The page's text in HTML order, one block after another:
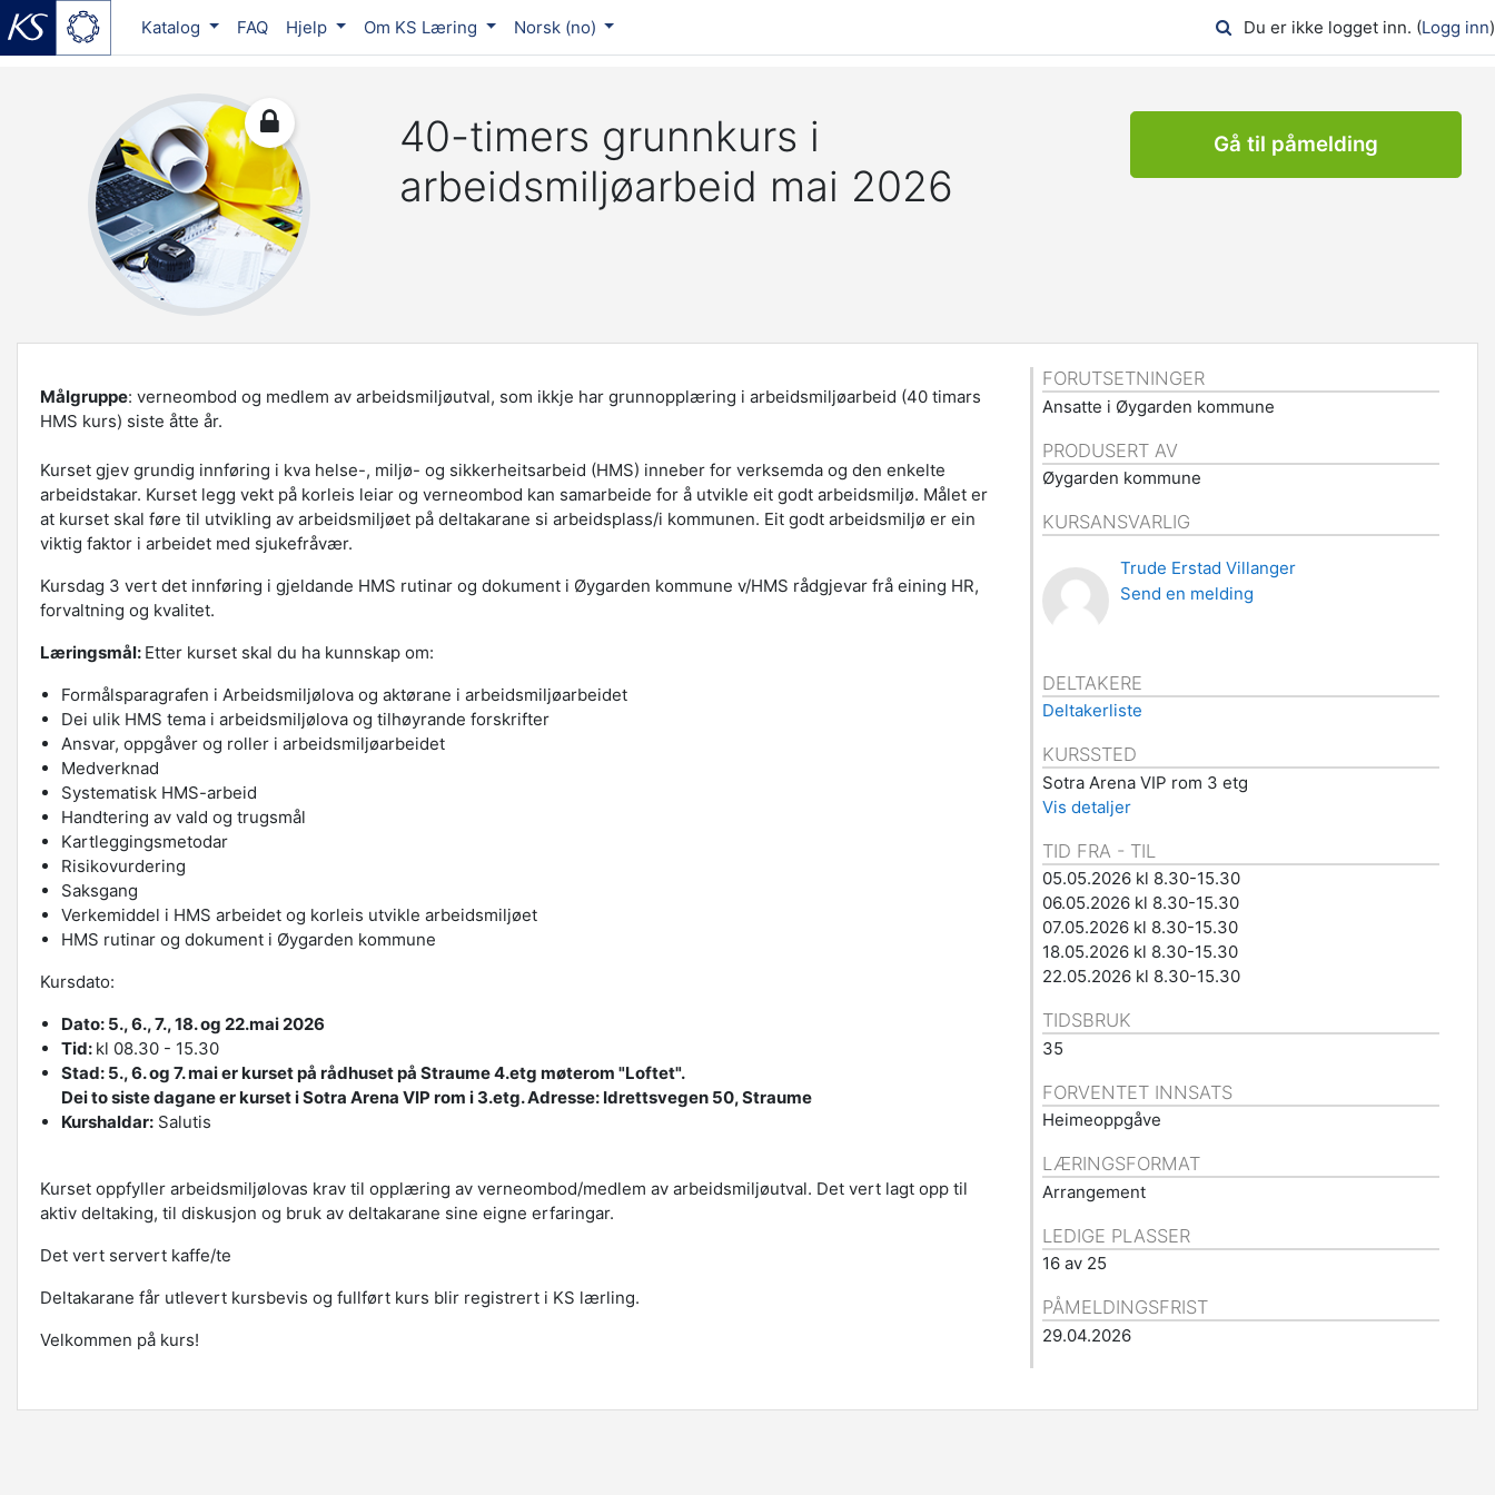
Katalog FAQ Hjelp Om KS Læring Norsk ‎(no)‎ Du er ikke logget inn. (Logg inn)
40-timers grunnkurs i
arbeidsmiljøarbeid mai 2026
Gå til påmelding
Målgruppe: verneombod og medlem av arbeidsmiljøutval, som ikkje har grunnopplæring i arbeidsmiljøarbeid (40 timars
HMS kurs) siste åtte år.
Kurset gjev grundig innføring i kva helse-, miljø- og sikkerheitsarbeid (HMS) inneber for verksemda og den enkelte
arbeidstakar. Kurset legg vekt på korleis leiar og verneombod kan samarbeide for å utvikle eit godt arbeidsmiljø. Målet er
at kurset skal føre til utvikling av arbeidsmiljøet på deltakarane si arbeidsplass/i kommunen. Eit godt arbeidsmiljø er ein
viktig faktor i arbeidet med sjukefråvær.
Kursdag 3 vert det innføring i gjeldande HMS rutinar og dokument i Øygarden kommune v/HMS rådgjevar frå eining HR,
forvaltning og kvalitet.
Læringsmål: Etter kurset skal du ha kunnskap om:
Formålsparagrafen i Arbeidsmiljølova og aktørane i arbeidsmiljøarbeidet
Dei ulik HMS tema i arbeidsmiljølova og tilhøyrande forskrifter
Ansvar, oppgåver og roller i arbeidsmiljøarbeidet
Medverknad
Systematisk HMS-arbeid
Handtering av vald og trugsmål
Kartleggingsmetodar
Risikovurdering
Saksgang
Verkemiddel i HMS arbeidet og korleis utvikle arbeidsmiljøet
HMS rutinar og dokument i Øygarden kommune
Kursdato:
Dato: 5., 6., 7., 18. og 22.mai 2026
Tid: kl 08.30 - 15.30
Stad: 5., 6. og 7. mai er kurset på rådhuset på Straume 4.etg møterom "Loftet".
Dei to siste dagane er kursetiSotra Arena VIP rom i 3.etg. Adresse: Idrettsvegen 50, Straume
Kurshaldar: Salutis
Kurset oppfyller arbeidsmiljølovas krav til opplæring av verneombod/medlem av arbeidsmiljøutval. Det vert lagt opp til
aktiv deltaking, til diskusjon og bruk av deltakarane sine eigne erfaringar.
Det vert servert kaffe/te
Deltakarane får utlevert kursbevis og fullført kurs blir registrert i KS lærling.
Velkommen på kurs!
FORUTSETNINGER
Ansatte i Øygarden kommune
PRODUSERT AV
Øygarden kommune
KURSANSVARLIG
Trude Erstad Villanger
Send en melding
DELTAKERE
Deltakerliste
KURSSTED
Sotra Arena VIP rom 3 etg
Vis detaljer
TID FRA - TIL
05.05.2026 kl 8.30-15.30
06.05.2026 kl 8.30-15.30
07.05.2026 kl 8.30-15.30
18.05.2026 kl 8.30-15.30
22.05.2026 kl 8.30-15.30
TIDSBRUK
35
FORVENTET INNSATS
Heimeoppgåve
LÆRINGSFORMAT
Arrangement
LEDIGE PLASSER
16 av 25
PÅMELDINGSFRIST
29.04.2026